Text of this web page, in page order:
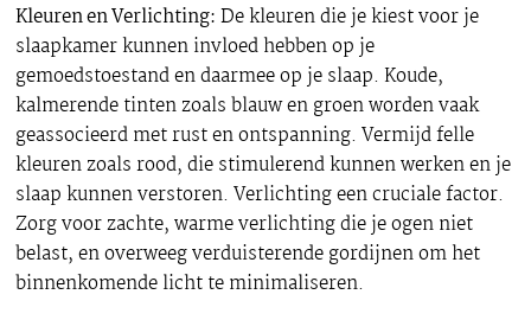
Kleuren en Verlichting: De kleuren die je kiest voor je
slaapkamer kunnen invloed hebben op je
gemoedstoestand en daarmee op je slaap. Koude,
kalmerende tinten zoals blauw en groen worden vaak
geassocieerd met rust en ontspanning. Vermijd felle
kleuren zoals rood, die stimulerend kunnen werken en je
slaap kunnen verstoren. Verlichting een cruciale factor.
Zorg voor zachte, warme verlichting die je ogen niet
belast, en overweeg verduisterende gordijnen om het
binnenkomende licht te minimaliseren.